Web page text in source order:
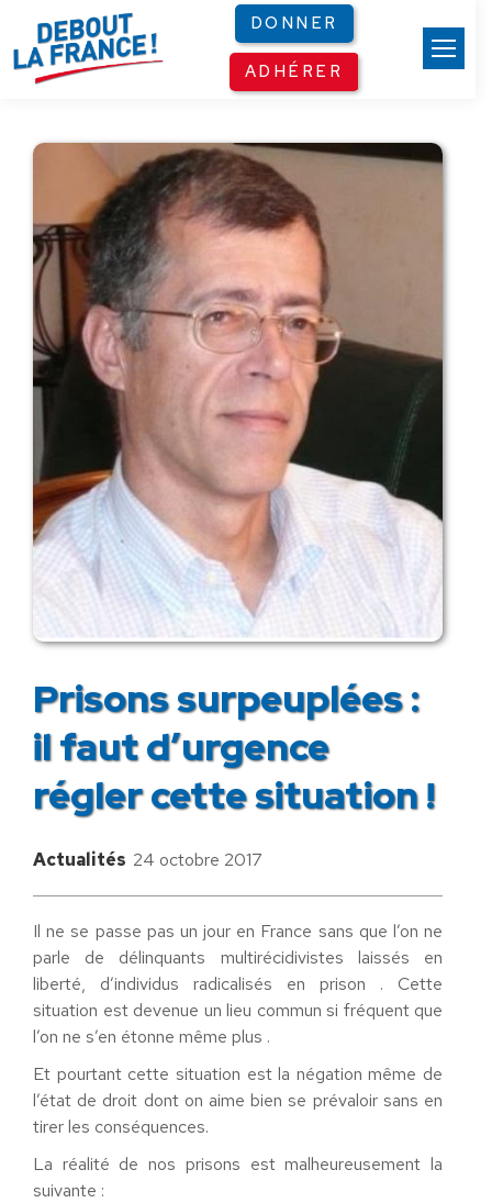
DONNER
ADHÉRER
Prisons surpeuplées :
il faut d’urgence
régler cette situation !
Actualités 24 octobre 2017
Il ne se passe pas un jour en France sans que l’on ne
parle de délinquants multirécidivistes laissés en
liberté, d’individus radicalisés en prison . Cette
situation est devenue un lieu commun si fréquent que
l’on ne s’en étonne même plus .
Et pourtant cette situation est la négation même de
l’état de droit dont on aime bien se prévaloir sans en
tirer les conséquences.
La réalité de nos prisons est malheureusement la
suivante :
Panneau de gestion des cookies